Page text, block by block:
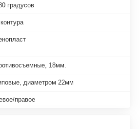
градусов
18мм.
диаметром 22мм
правое